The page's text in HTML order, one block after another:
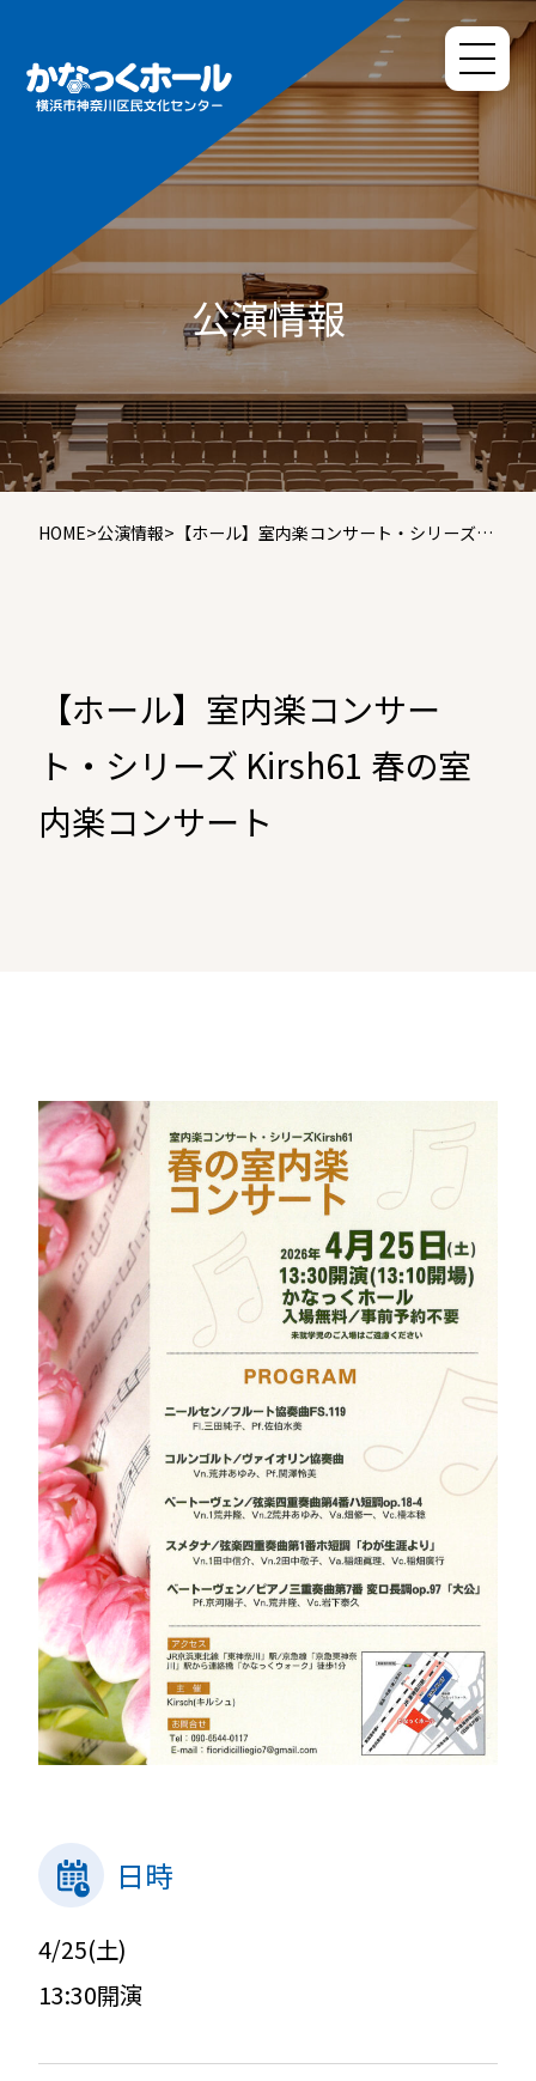
公演情報
HOME>公演情報> 【ホール】室内楽コンサート・シリーズ
【ホール】室内楽コンサー
ト・シリーズ Kirsh61 春の室
内楽コンサート
日時
4/25(土)
13:30開演